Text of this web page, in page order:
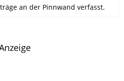
an der Pinnwand verfasst.